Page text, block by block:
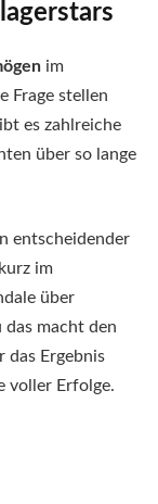
im
Frage stellen
es zahlreiche
über so lange
entscheidender
im
über
das macht den
das Ergebnis
voller Erfolge.